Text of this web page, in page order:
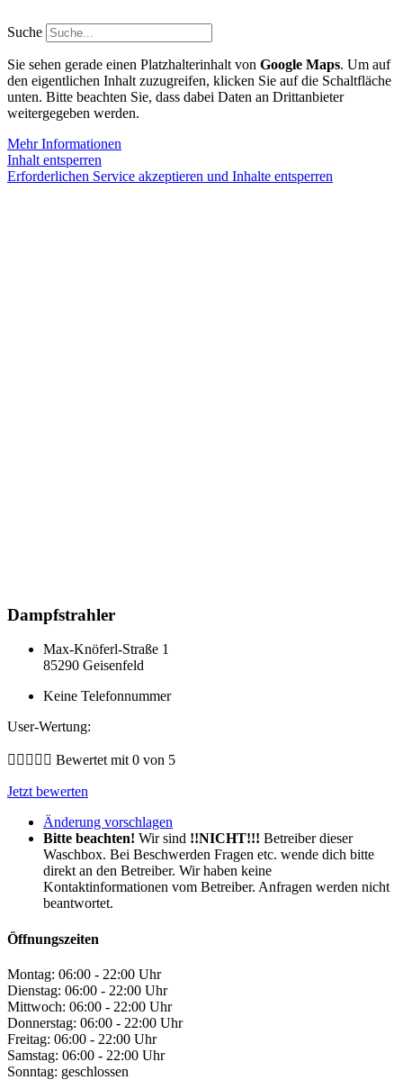
Inhalt
springen
Suche
Sie sehen gerade einen Platzhalterinhalt von Google Maps. Um auf
den eigentlichen Inhalt zuzugreifen, klicken Sie auf die Schaltfläche
unten. Bitte beachten Sie, dass dabei Daten an Drittanbieter
weitergegeben werden.
Mehr Informationen
Inhalt entsperren
Erforderlichen Service akzeptieren und Inhalte entsperren
Dampfstrahler
Max-Knöferl-Straße 1
85290 Geisenfeld
Keine Telefonnummer
User-Wertung:
     Bewertet mit 0 von 5
Jetzt bewerten
Änderung vorschlagen
Bitte beachten! Wir sind !!NICHT!!! Betreiber dieser
Waschbox. Bei Beschwerden Fragen etc. wende dich bitte
direkt an den Betreiber. Wir haben keine
Kontaktinformationen vom Betreiber. Anfragen werden nicht
beantwortet.
Öffnungszeiten
Montag: 06:00 - 22:00 Uhr
Dienstag: 06:00 - 22:00 Uhr
Mittwoch: 06:00 - 22:00 Uhr
Donnerstag: 06:00 - 22:00 Uhr
Freitag: 06:00 - 22:00 Uhr
Samstag: 06:00 - 22:00 Uhr
Sonntag: geschlossen